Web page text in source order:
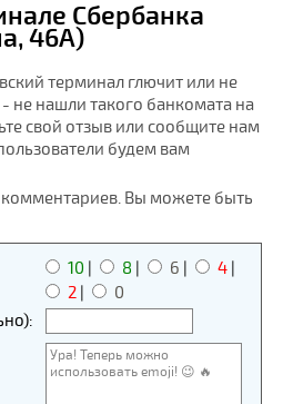
Сбербанка
46А)
терминал глючит или не
не нашли такого банкомата на
свой отзыв или сообщите нам
будем вам
комментариев. Вы можете быть
10 | 8 | 6 | 4|
2|
0